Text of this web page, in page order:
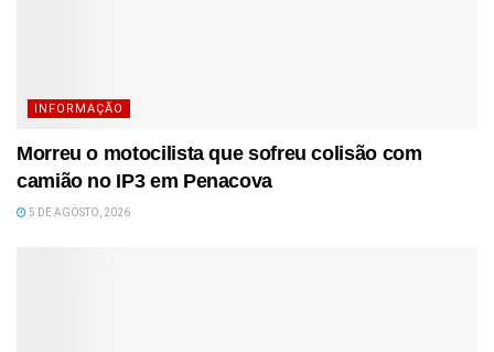
INFORMAÇÃO
Morreu o motocilista que sofreu colisão com
camião no IP3 em Penacova
5 DE AGOSTO, 2026